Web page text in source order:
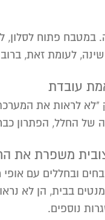
במטבח פתוח
לעומת זאת,
עובדת
לראות את
החלל, הפתרון כבר
משפרת את
ובחללים עם
בבית, הן לא
נוספים.